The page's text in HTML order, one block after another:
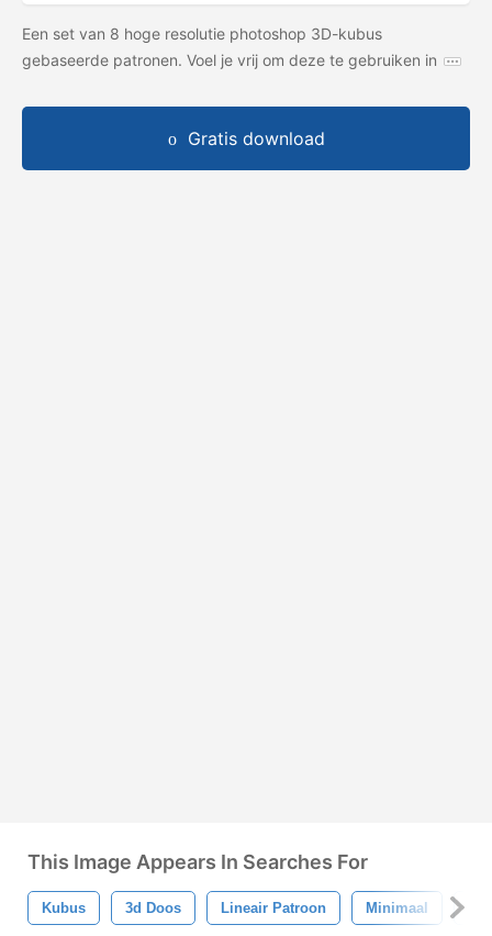
Een set van 8 hoge resolutie photoshop 3D-kubus
gebaseerde patronen. Voel je vrij om deze te gebruiken in
Gratis download
This Image Appears In Searches For
Kubus 3d Doos Lineair Patroon Minimaal